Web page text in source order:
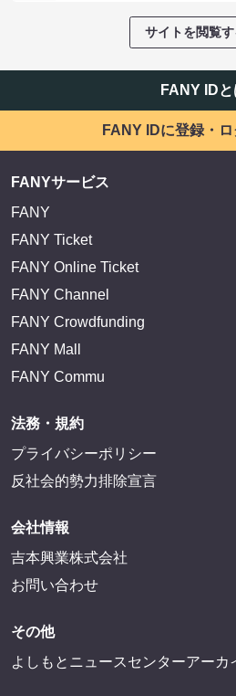
サイトを閲覧す
FANY IDと
FANY IDに登録・
FANYサービス
FANY
FANY Ticket
FANY Online Ticket
FANY Channel
FANY Crowdfunding
FANY Mall
FANY Commu
法務・規約
プライバシーポリシー
反社会的勢力排除宣言
会社情報
吉本興業株式会社
お問い合わせ
その他
よしもとニュースセンターアーカ